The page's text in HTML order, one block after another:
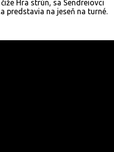
Hra strún, sa Sendreiovci
predstavia na jeseň na turné.